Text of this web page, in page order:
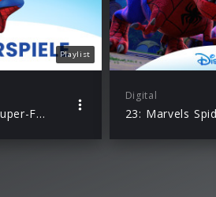
Playlist
Spidey und seine Super-Freunde – Alle Original-Hörspiele zur TV-Serie
Digital